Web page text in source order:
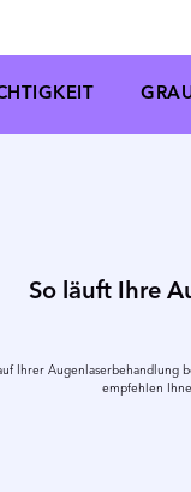
So läuft Ihre
Ihrer Augenlaserbehandlung
empfehlen